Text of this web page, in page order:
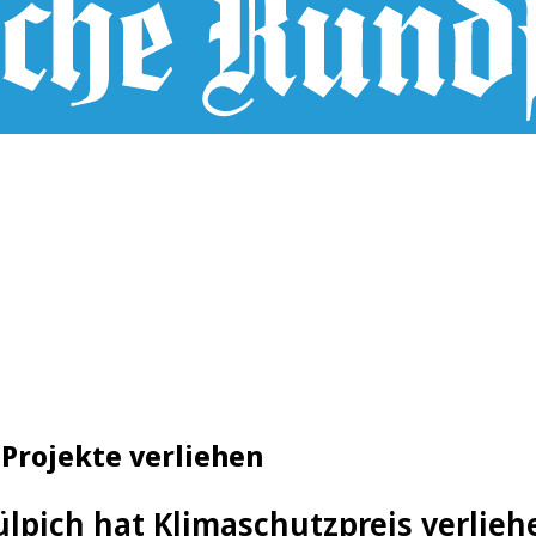
verliehen
hat Klimaschutzpreis